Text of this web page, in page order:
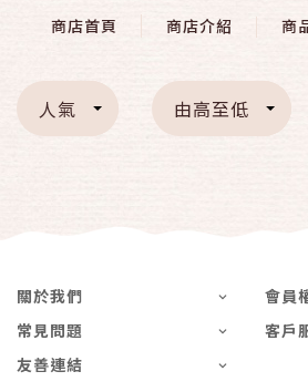
商店首頁 商店介紹 商
人氣 由高至低
關於我們
會員
常見問題
客戶
友善連結